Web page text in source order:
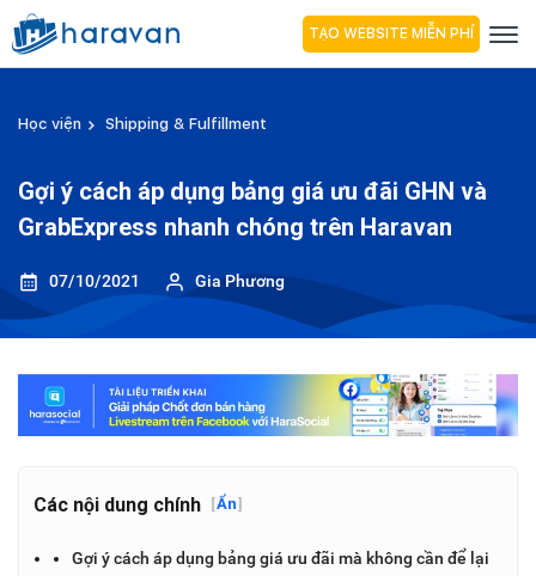
TẠO WEBSITE MIỄN PHÍ
Học viện Shipping & Fulfillment
Gợi ý cách áp dụng bảng giá ưu đãi GHN và
GrabExpress nhanh chóng trên Haravan
07/10/2021 Gia Phương
Các nội dung chính [Ẩn]
Gợi ý cách áp dụng bảng giá ưu đãi mà không cần để lại